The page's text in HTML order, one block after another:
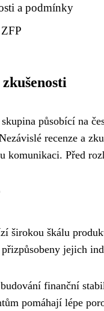
a podmínky
působící na
recenze a
komunikaci. Před
širokou škálu
jejich
budování finanční
pomáhají lépe